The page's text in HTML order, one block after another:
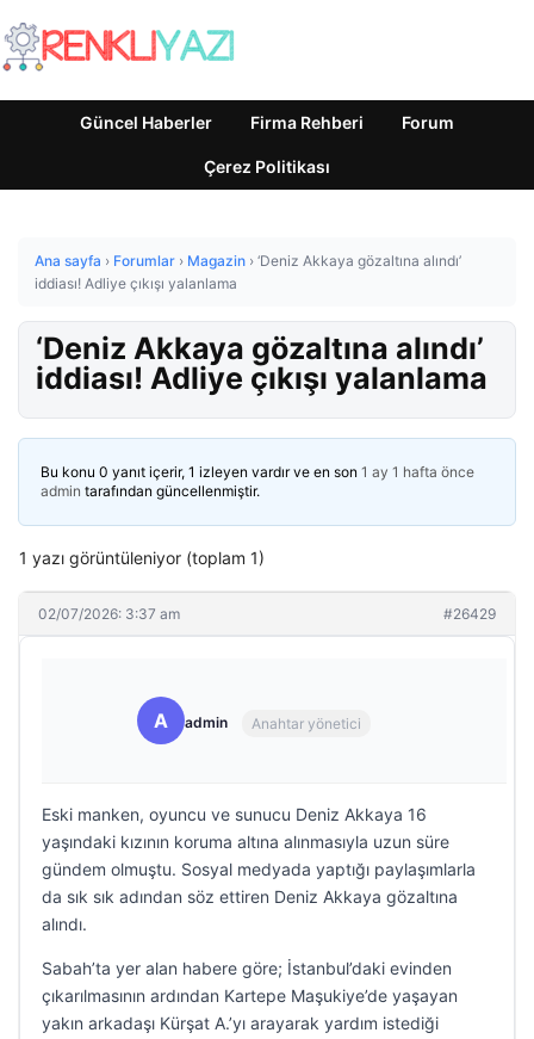
Güncel Haberler Firma Rehberi Forum
Çerez Politikası
Ana sayfa › Forumlar › Magazin › ‘Deniz Akkaya gözaltına alındı’
iddiası! Adliye çıkışı yalanlama
‘Deniz Akkaya gözaltına alındı’
iddiası! Adliye çıkışı yalanlama
Bu konu 0 yanıt içerir, 1 izleyen vardır ve en son 1 ay 1 hafta önce
admin tarafından güncellenmiştir.
1 yazı görüntüleniyor (toplam 1)
02/07/2026: 3:37 am #26429
A admin Anahtar yönetici
Eski manken, oyuncu ve sunucu Deniz Akkaya 16
yaşındaki kızının koruma altına alınmasıyla uzun süre
gündem olmuştu. Sosyal medyada yaptığı paylaşımlarla
da sık sık adından söz ettiren Deniz Akkaya gözaltına
alındı.
Sabah’ta yer alan habere göre; İstanbul’daki evinden
çıkarılmasının ardından Kartepe Maşukiye’de yaşayan
yakın arkadaşı Kürşat A.’yı arayarak yardım istediği